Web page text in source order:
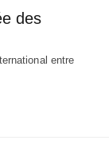
des
entre